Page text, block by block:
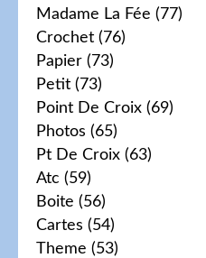
Madame La Fée (77)
Crochet (76)
Papier (73)
Petit (73)
Point De Croix (69)
Photos (65)
Pt De Croix (63)
Atc (59)
Boite (56)
Cartes (54)
Theme (53)